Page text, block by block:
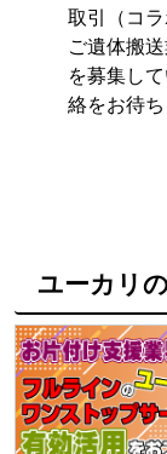
取引（コ
ご遺体搬
を募集し
絡をお待ち
ユーカリ